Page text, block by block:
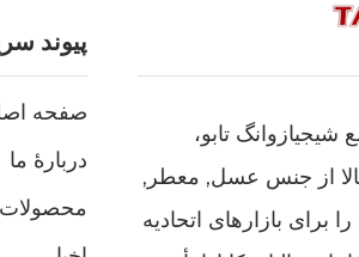
تابو،
از جنس عسل, معطر,
برای بازارهای اتحادیه
پیوند
صفحه
دربارهٔ ما
محصولات